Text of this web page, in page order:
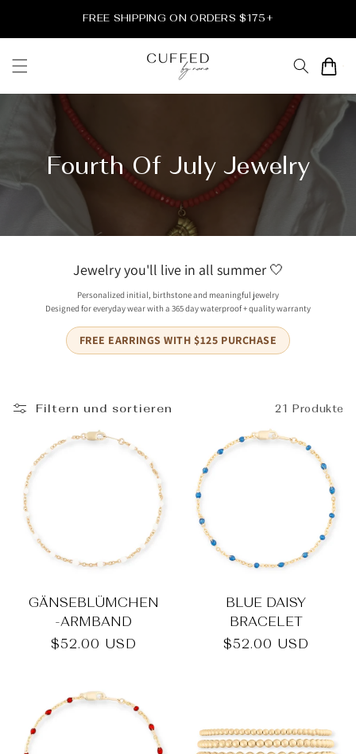
_
FREE SHIPPING ON ORDERS $175+
Warenkorb
Fourth Of July Jewelry
Jewelry you'll live in all summer 🤍
Personalized initial, birthstone and meaningful jewelry
Designed for everyday wear with a 365 day waterproof + quality warranty
FREE EARRINGS WITH $125 PURCHASE
Filtern und sortieren 21 Produkte
GÄNSEBLÜMCHEN
-ARMBAND
Normaler
$52.00 USD
BLUE DAISY
BRACELET
Normaler
$52.00 USD